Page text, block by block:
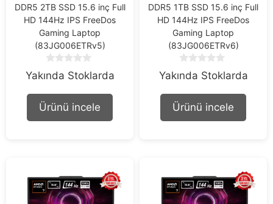
DDR5 2TB SSD 15.6 inç Full
HD 144Hz IPS FreeDos
Gaming Laptop
(83JG006ETRv5)
o
o
f
Yakında Stoklarda
Ürünü incele
DDR5 1TB SSD 15.6 inç Full
HD 144Hz IPS FreeDos
Gaming Laptop
(83JG006ETRv6)
o
o
f
Yakında Stoklarda
Ürünü incele